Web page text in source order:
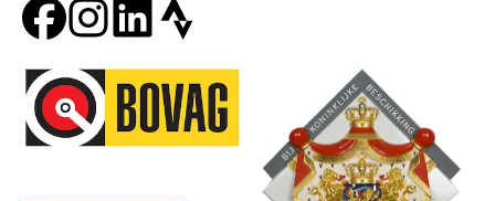
Onze partners